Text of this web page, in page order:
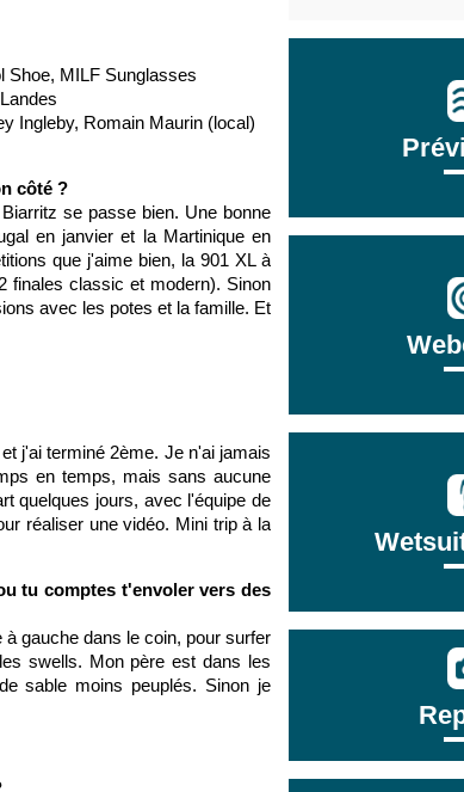
Shoe, MILF Sunglasses
Ingleby, Romain Maurin (local)
côté ?
se passe bien. Une bonne
en janvier et la Martinique en
que j'aime bien, la 901 XL à
finales classic et modern). Sinon
avec les potes et la famille. Et
j'ai terminé 2ème. Je n'ai jamais
en temps, mais sans aucune
quelques jours, avec l'équipe de
réaliser une vidéo. Mini trip à la
tu comptes t'envoler vers des
gauche dans le coin, pour surfer
swells. Mon père est dans les
sable moins peuplés. Sinon je